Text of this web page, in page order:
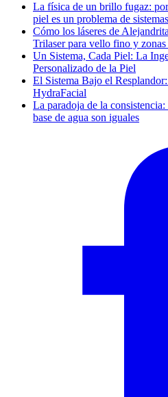
La física de un brillo fugaz:
piel es un problema de sistemas
Cómo los láseres de
Trilaser para vello fino y zonas
Un Sistema, Cada Piel: La
Personalizado de la Piel
El Sistema Bajo el
HydraFacial
La paradoja de la
base de agua son iguales